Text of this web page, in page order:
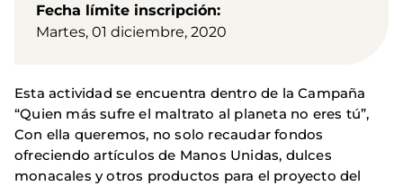
Fecha límite inscripción
Martes, 01 diciembre, 2020
Esta actividad se encuentra dentro de la Campaña
“Quien más sufre el maltrato al planeta no eres tú”,
Con ella queremos, no solo recaudar fondos
ofreciendo artículos de Manos Unidas, dulces
monacales y otros productos para el proyecto del